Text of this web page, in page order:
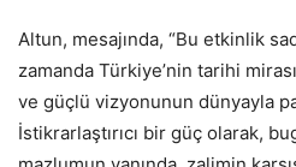
Altun, mesajında, “Bu etkinlik
zamanda Türkiye’nin tarihi
ve güçlü vizyonunun dünyayla
İstikrarlaştırıcı bir güç olarak,